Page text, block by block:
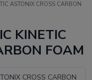
ASTONIX CROSS CARBON
KINETIC
FOAM